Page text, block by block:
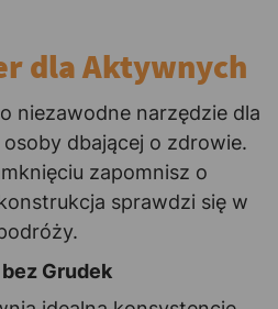
dla Aktywnych
niezawodne narzędzie dla
dbającej o zdrowie.
zapomnisz o
sprawdzi się w
Grudek